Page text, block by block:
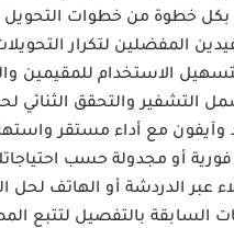
بكل خطوة من خطوات
المفضلين لتكرار
الاستخدام للمقيمين
التشفير والتحقق الثنائي
وآيفون مع أداء مستقر
أو مجدولة حسب
عبر الدردشة أو الهاتف
بالتفصيل لتتبع